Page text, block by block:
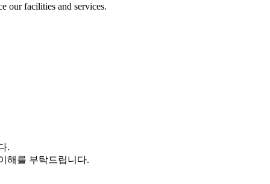
our facilities and services.
.
해를 부탁드립니다.